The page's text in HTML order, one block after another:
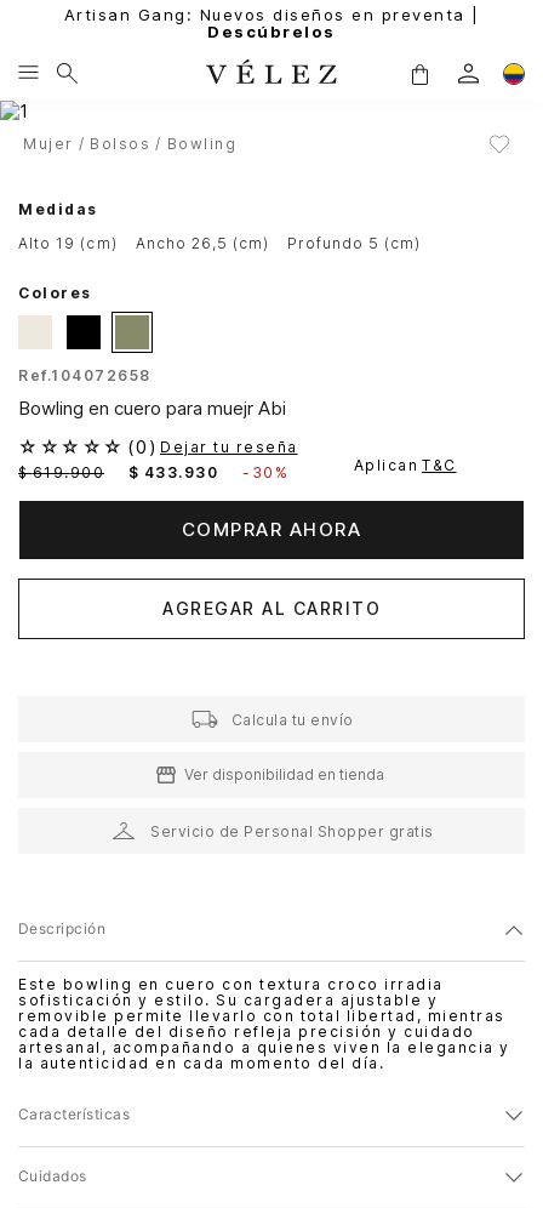
Artisan Gang: Nuevos diseños en preventa |
Descúbrelos
Mujer Bolsos Bowling
Medidas
alto 19 (cm)
ancho 26,5 (cm) profundo 5 (cm)
Colores
Ref.104072658
Bowling en cuero para muejr Abi
☆ ☆ ☆ ☆ ☆ (0 ) Dejar tu reseña
$ 619.900 $ 433. 930 - 30% Aplican T&C
COMPRAR AHORA
AGREGAR AL CARRITO
Calcula tu envío
Ver disponibilidad en tienda
Servicio de Personal Shopper gratis
Descripción
Este bowling en cuero con textura croco irradia
sofisticación y estilo. Su cargadera ajustable y
removible permite llevarlo con total libertad, mientras
cada detalle del diseño refleja precisión y cuidado
artesanal, acompañando a quienes viven la elegancia y
la autenticidad en cada momento del día.
Características
Cuidados